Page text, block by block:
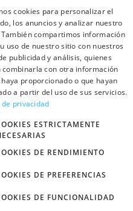
SOCIAL
TRABAJA
CON
NUESTRAS
TIENDAS
FRIDAY
INTERNACIONALES
RECOGIDA
EN TIENDA
DEVOLUCIONES
Y CAMBIOS
CANCELAR
PRIVACIDAD
EN RRSS
POLÍTICA DE
PRIVACIDAD
CONDICIONES
DE COMPRA
cookies para personalizar el
los anuncios y analizar nuestro
compartimos información
uso de nuestro sitio con nuestros
publicidad y análisis, quienes
combinarla con otra información
proporcionado o que hayan
a partir del uso de sus servicios.
de privacidad
ESTRICTAMENTE
DE RENDIMIENTO
DE PREFERENCIAS
DE FUNCIONALIDAD